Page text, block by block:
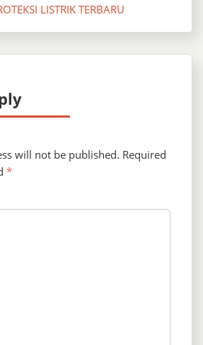
LISTRIK TERBARU
will not be published. Required
*